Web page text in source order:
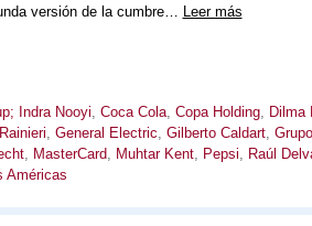
versión de la cumbre… Leer más
Indra Nooyi, Coca Cola, Copa Holding, Dilma
, General Electric, Gilberto Caldart, Grupo
, MasterCard, Muhtar Kent, Pepsi, Raúl
Américas